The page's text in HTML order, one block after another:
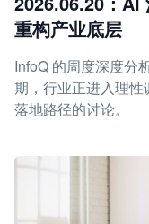
重构产业底层
InfoQ 的周度深度分
期，行业正进入理
落地路径的讨论。